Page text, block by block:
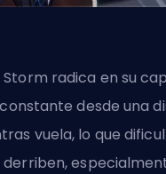
Storm radica en su
desde una
vuela, lo que
derriben,